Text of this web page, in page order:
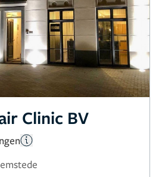
Clinic BV